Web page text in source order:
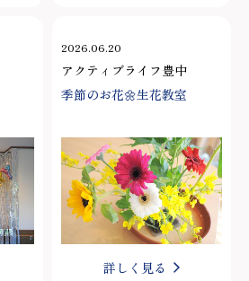
2026.06.20
アクティブライフ豊中
季節のお花🌼生花教室
詳しく見る